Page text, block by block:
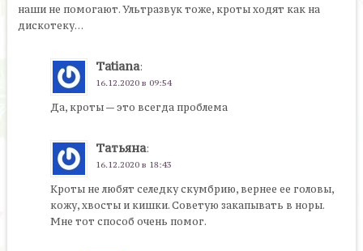
наши не помогают. Ультразвук тоже, кроты ходят как на
дискотеку…
Tatiana:
16.12.2020 в 09:54
Да, кроты — это всегда проблема
Татьяна:
16.12.2020 в 18:43
Кроты не любят селедку скумбрию, вернее ее головы,
кожу, хвосты и кишки. Советую закапывать в норы.
Мне тот способ очень помог.